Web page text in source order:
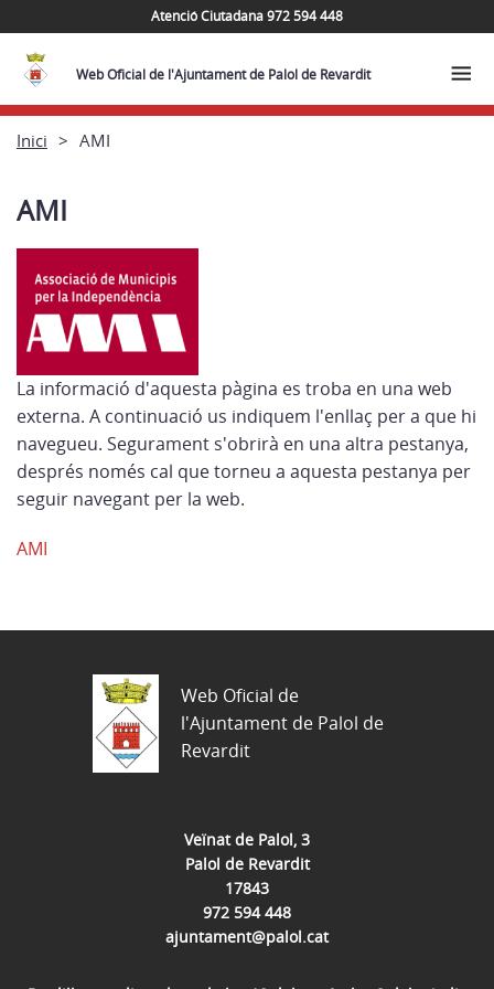
Atenció Ciutadana 972 594 448
Web Oficial de l'Ajuntament de Palol de Revardit
Inici AMI
AMI
La informació d'aquesta pàgina es troba en una web
externa. A continuació us indiquem l'enllaç per a que hi
navegueu. Segurament s'obrirà en una altra pestanya,
després només cal que torneu a aquesta pestanya per
seguir navegant per la web.
AMI
Veïnat de Palol, 3
Palol de Revardit
17843
972 594 448
ajuntament@palol.cat
Web Oficial de
l'Ajuntament de Palol de
Revardit